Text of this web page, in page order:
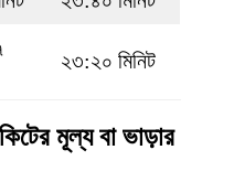
২৩:২০ মিনিট
মূল্য বা ভাড়ার